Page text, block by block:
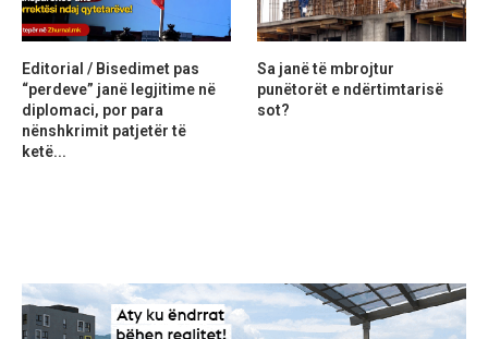
Editorial / Bisedimet pas
“perdeve” janë legjitime në
diplomaci, por para
nënshkrimit patjetër të
ketë...
Sa janë të mbrojtur
punëtorët e ndërtimtarisë
sot?